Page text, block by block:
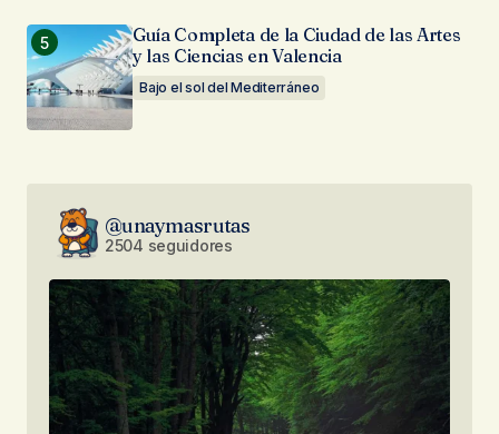
Guía Completa de la Ciudad de las Artes
y las Ciencias en Valencia
Bajo el sol del Mediterráneo
@unaymasrutas
2504 seguidores